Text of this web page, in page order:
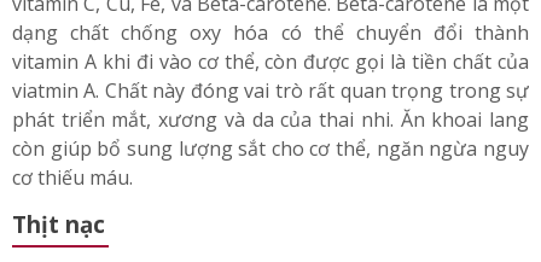
Khoai lang có giá thành rẻ nhưng lại rất tốt cho mẹ bầu.
Trong khoai lang có chứa nhiều chất xơ, vitamin B6,
vitamin C, Cu, Fe, và Beta-carotene. Beta-carotene là một
dạng chất chống oxy hóa có thể chuyển đổi thành
vitamin A khi đi vào cơ thể, còn được gọi là tiền chất của
viatmin A. Chất này đóng vai trò rất quan trọng trong sự
phát triển mắt, xương và da của thai nhi. Ăn khoai lang
còn giúp bổ sung lượng sắt cho cơ thể, ngăn ngừa nguy
cơ thiếu máu.